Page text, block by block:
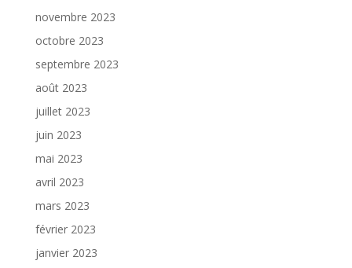
novembre 2023
octobre 2023
septembre 2023
août 2023
juillet 2023
juin 2023
mai 2023
avril 2023
mars 2023
février 2023
janvier 2023